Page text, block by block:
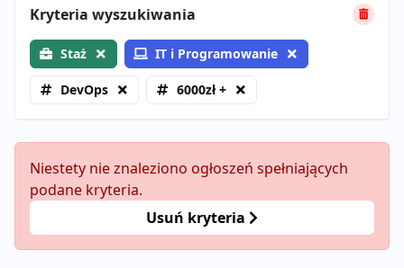
Kryteria wyszukiwania
Staż IT i Programowanie
DevOps 6000zł +
Niestety nie znaleziono ogłoszeń spełniających
podane kryteria.
Usuń kryteria